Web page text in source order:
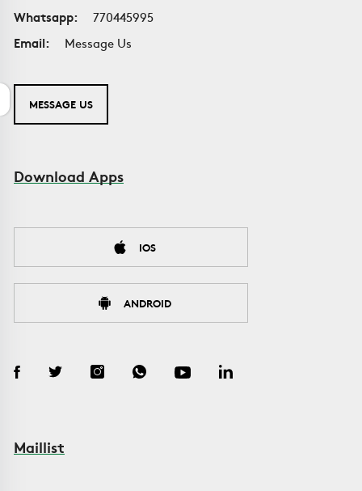
Whatsapp:
770445995
Email:
Message Us
MESSAGE US
Download Apps
IOS
ANDROID
Maillist